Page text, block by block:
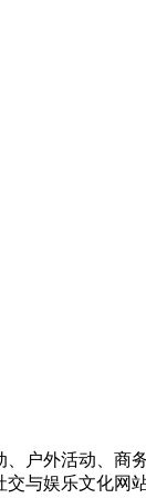
户外活动、商
与娱乐文化网站